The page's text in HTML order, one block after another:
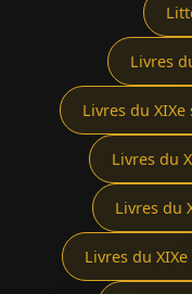
Livres
Livres du
Livres du
Livres du
Livres du